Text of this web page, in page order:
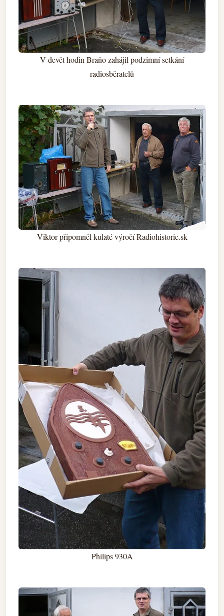
V devět hodin Braňo zahájil podzimní setkání
radiosběratelů
Viktor připomněl kulaté výročí Radiohistorie.sk
Philips 930A